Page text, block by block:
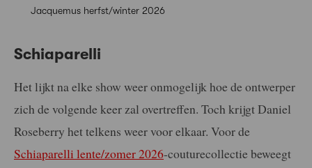
Jacquemus herfst/winter 2026
Schiaparelli
Het lijkt na elke show weer onmogelijk hoe de ontwerper
zich de volgende keer zal overtreffen. Toch krijgt Daniel
Roseberry het telkens weer voor elkaar. Voor de
Schiaparelli lente/zomer 2026-couturecollectie beweegt